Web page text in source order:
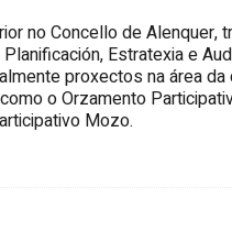
no Concello de Alenquer,
Estratexia e
proxectos na área da
o Orzamento
Mozo.